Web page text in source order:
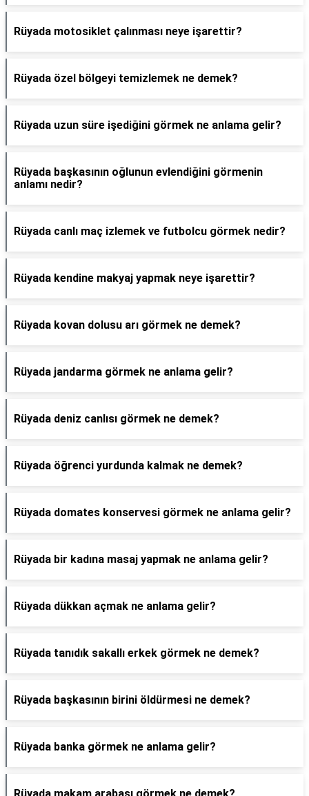
Rüyada motosiklet çalınması neye işarettir?
Rüyada özel bölgeyi temizlemek ne demek?
Rüyada uzun süre işediğini görmek ne anlama gelir?
Rüyada başkasının oğlunun evlendiğini görmenin
anlamı nedir?
Rüyada canlı maç izlemek ve futbolcu görmek nedir?
Rüyada kendine makyaj yapmak neye işarettir?
Rüyada kovan dolusu arı görmek ne demek?
Rüyada jandarma görmek ne anlama gelir?
Rüyada deniz canlısı görmek ne demek?
Rüyada öğrenci yurdunda kalmak ne demek?
Rüyada domates konservesi görmek ne anlama gelir?
Rüyada bir kadına masaj yapmak ne anlama gelir?
Rüyada dükkan açmak ne anlama gelir?
Rüyada tanıdık sakallı erkek görmek ne demek?
Rüyada başkasının birini öldürmesi ne demek?
Rüyada banka görmek ne anlama gelir?